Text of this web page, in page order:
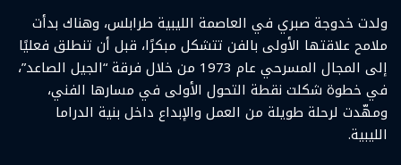
ولدت خدوجة صبري في العاصمة الليبية طرابلس، وهناك بدأت
ملامح علاقتها الأولى بالفن تتشكل مبكرًا، قبل أن تنطلق فعليًا
إلى المجال المسرحي عام 1973 من خلال فرقة “الجيل الصاعد”،
في خطوة شكلت نقطة التحول الأولى في مسارها الفني،
ومهّدت لرحلة طويلة من العمل والإبداع داخل بنية الدراما
الليبية.